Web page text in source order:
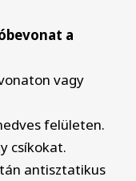
a
vagy
felületen.
csíkokat.
antisztatikus